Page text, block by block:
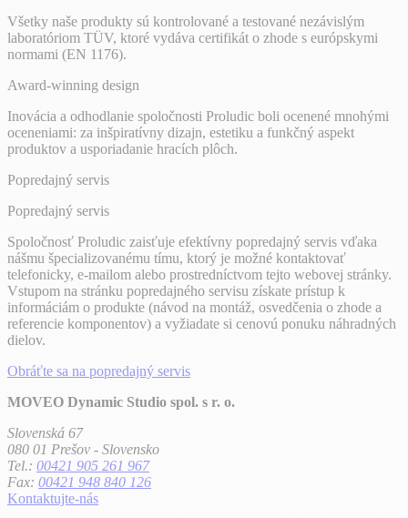
Všetky naše produkty sú kontrolované a testované nezávislým
laboratóriom TÜV, ktoré vydáva certifikát o zhode s európskymi
normami (EN 1176).
Award-winning design
Inovácia a odhodlanie spoločnosti Proludic boli ocenené mnohými
oceneniami: za inšpiratívny dizajn, estetiku a funkčný aspekt
produktov a usporiadanie hracích plôch.
Popredajný servis
Popredajný servis
Spoločnosť Proludic zaisťuje efektívny popredajný servis vďaka
nášmu špecializovanému tímu, ktorý je možné kontaktovať
telefonicky, e-mailom alebo prostredníctvom tejto webovej stránky.
Vstupom na stránku popredajného servisu získate prístup k
informáciám o produkte (návod na montáž, osvedčenia o zhode a
referencie komponentov) a vyžiadate si cenovú ponuku náhradných
dielov.
Obráťte sa na popredajný servis
MOVEO Dynamic Studio spol. s r. o.
Slovenská 67
080 01 Prešov - Slovensko
Tel.: 00421 905 261 967
Fax: 00421 948 840 126
Kontaktujte-nás